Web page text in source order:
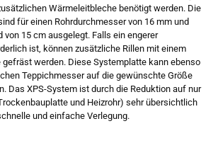
Wärmeleitbleche benötigt werden. Die
für einen Rohrdurchmesser von 16 mm und
von 15 cm ausgelegt. Falls ein engerer
ist, können zusätzliche Rillen mit einem
gefräst werden. Diese Systemplatte kann ebenso
Teppichmesser auf die gewünschte Größe
Das XPS-System ist durch die Reduktion auf nur
und Heizrohr) sehr übersichtlich
und einfache Verlegung.